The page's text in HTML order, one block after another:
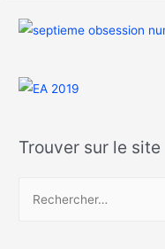
Trouver sur le site